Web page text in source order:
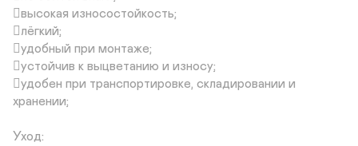
высокая износостойкость;
лёгкий;
удобный при монтаже;
устойчив к выцветанию и износу;
удобен при транспортировке, складировании и
хранении;
Уход: